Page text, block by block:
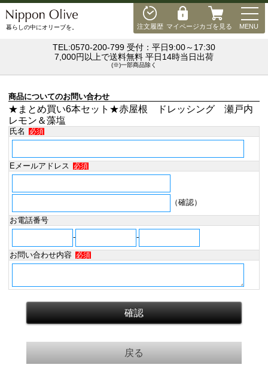
注文履歴 マイページカゴを見る MENU
暮らしの中にオリーブを。
TEL:0570-200-799 受付：平日9:00～17:30
7,000円以上で送料無料 平日14時当日出荷
(※)一部商品除く
商品についてのお問い合わせ
★まとめ買い6本セット★赤屋根 ドレッシング 瀬戸内
レモン＆藻塩
氏名 必須
Eメールアドレス 必須
（確認）
お電話番号
-
-
お問い合わせ内容
必須